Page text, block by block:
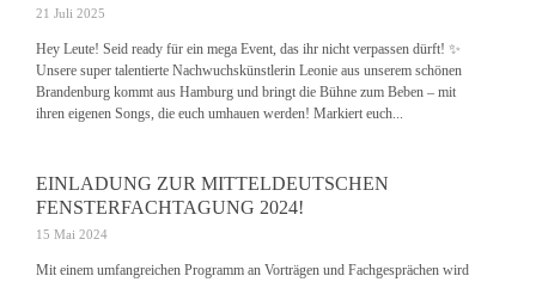
21 Juli 2025
Hey Leute! Seid ready für ein mega Event, das ihr nicht verpassen dürft! ✨
Unsere super talentierte Nachwuchskünstlerin Leonie aus unserem schönen
Brandenburg kommt aus Hamburg und bringt die Bühne zum Beben – mit
ihren eigenen Songs, die euch umhauen werden! Markiert euch...
EINLADUNG ZUR MITTELDEUTSCHEN
FENSTERFACHTAGUNG 2024!
15 Mai 2024
Mit einem umfangreichen Programm an Vorträgen und Fachgesprächen wird